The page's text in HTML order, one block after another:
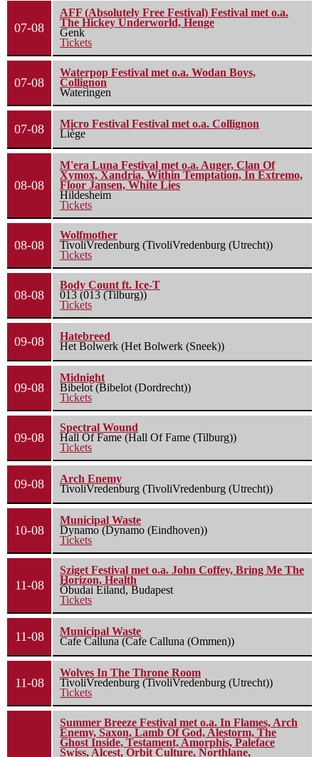
07-08
AFF (Absolutely Free Festival) Festival met o.a.
The Hickey Underworld, Henge
Genk
Tickets
07-08
Waterpop Festival met o.a. Wodan Boys,
Collignon
Wateringen
07-08
Micro Festival Festival met o.a. Collignon
Liège
08-08
M'era Luna Festival met o.a. Auger, Clan Of
Xymox, Xandria, Within Temptation, In Extremo,
Floor Jansen, White Lies
Hildesheim
Tickets
08-08
Wolfmother
TivoliVredenburg (TivoliVredenburg (Utrecht))
Tickets
08-08
Body Count ft. Ice-T
013 (013 (Tilburg))
Tickets
09-08
Hatebreed
Het Bolwerk (Het Bolwerk (Sneek))
09-08
Midnight
Bibelot (Bibelot (Dordrecht))
Tickets
09-08
Spectral Wound
Hall Of Fame (Hall Of Fame (Tilburg))
Tickets
09-08
Arch Enemy
TivoliVredenburg (TivoliVredenburg (Utrecht))
10-08
Municipal Waste
Dynamo (Dynamo (Eindhoven))
Tickets
11-08
Sziget Festival met o.a. John Coffey, Bring Me The
Horizon, Health
Óbudai Eiland, Budapest
Tickets
11-08
Municipal Waste
Cafe Calluna (Cafe Calluna (Ommen))
11-08
Wolves In The Throne Room
TivoliVredenburg (TivoliVredenburg (Utrecht))
Tickets
Summer Breeze Festival met o.a. In Flames, Arch
Enemy, Saxon, Lamb Of God, Alestorm, The
Ghost Inside, Testament, Amorphis, Paleface
Swiss, Alcest, Orbit Culture, Northlane,